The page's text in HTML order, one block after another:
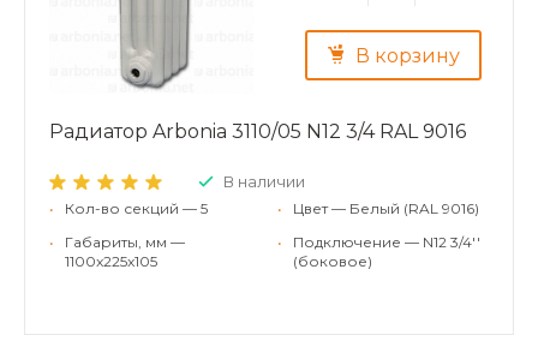
В корзину
Радиатор Arbonia 3110/05 N12 3/4 RAL 9016
В наличии
•
Кол-во секций — 5
•
Габариты, мм —
1100x225x105
•
Цвет — Белый (RAL 9016)
•
Подключение — N12 3/4''
(боковое)